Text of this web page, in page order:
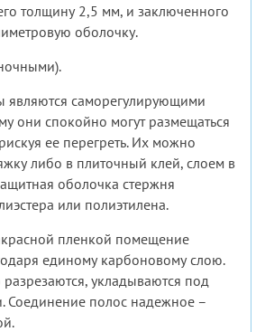
толщину 2,5 мм, и заключенного
оболочку.
являются саморегулирующими
они спокойно могут размещаться
ее перегреть. Их можно
либо в плиточный клей, слоем в
оболочка стержня
или полиэтилена.
пленкой помещение
единому карбоновому слою.
укладываются под
Соединение полос надежное –